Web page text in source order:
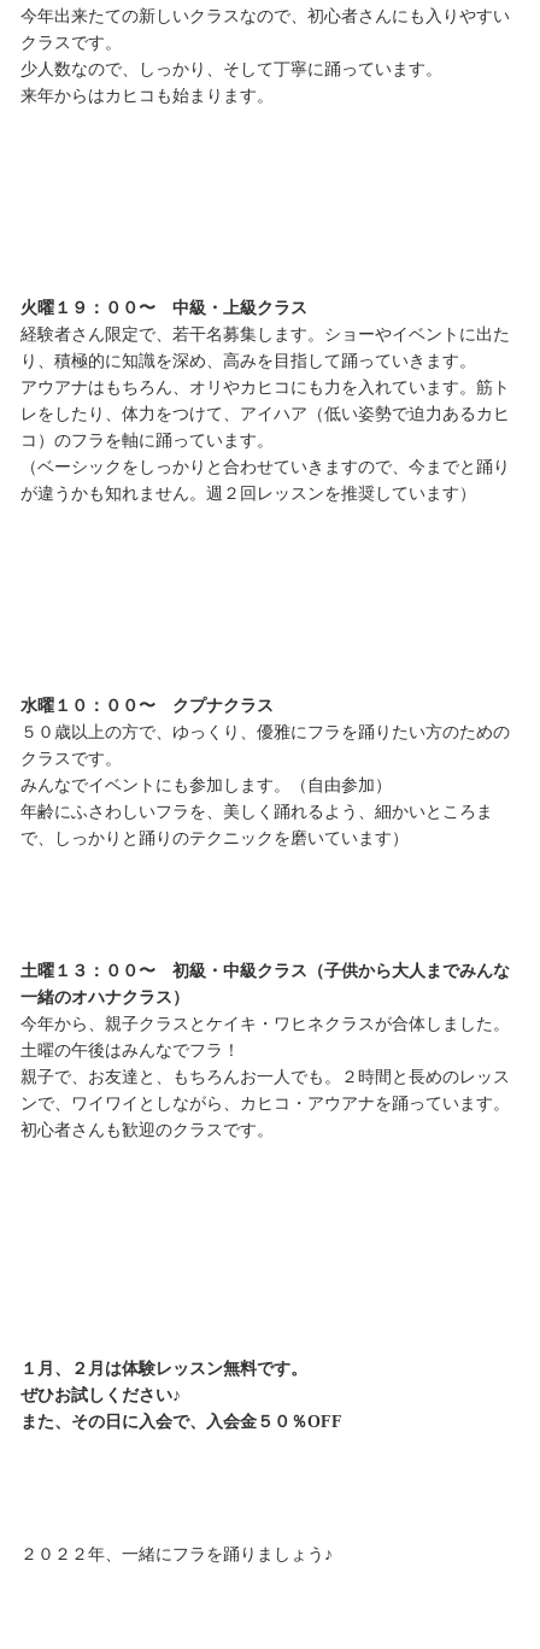
今年出来たての新しいクラスなので、初心者さんにも入りやすい
クラスです。
少人数なので、しっかり、そして丁寧に踊っています。
来年からはカヒコも始まります。
火曜１９：００〜 中級・上級クラス
経験者さん限定で、若干名募集します。ショーやイベントに出た
り、積極的に知識を深め、高みを目指して踊っていきます。
アウアナはもちろん、オリやカヒコにも力を入れています。筋ト
レをしたり、体力をつけて、アイハア（低い姿勢で迫力あるカヒ
コ）のフラを軸に踊っています。
（ベーシックをしっかりと合わせていきますので、今までと踊り
が違うかも知れません。週２回レッスンを推奨しています）
水曜１０：００〜 クプナクラス
５０歳以上の方で、ゆっくり、優雅にフラを踊りたい方のための
クラスです。
みんなでイベントにも参加します。（自由参加）
年齢にふさわしいフラを、美しく踊れるよう、細かいところま
で、しっかりと踊りのテクニックを磨いています）
土曜１３：００〜 初級・中級クラス（子供から大人までみんな
一緒のオハナクラス）
今年から、親子クラスとケイキ・ワヒネクラスが合体しました。
土曜の午後はみんなでフラ！
親子で、お友達と、もちろんお一人でも。２時間と長めのレッス
ンで、ワイワイとしながら、カヒコ・アウアナを踊っています。
初心者さんも歓迎のクラスです。
１月、２月は体験レッスン無料です。
ぜひお試しください♪
また、その日に入会で、入会金５０％OFF
２０２２年、一緒にフラを踊りましょう♪